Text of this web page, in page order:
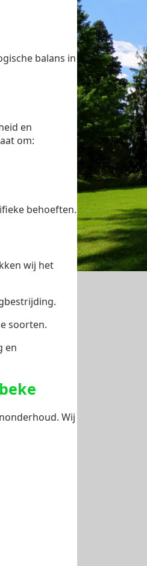
balans in
en
om:
behoeften.
wij het
soorten.
en
Wij